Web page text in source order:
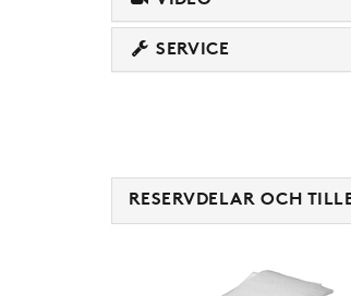
SERVICE
RESERVDELAR OCH